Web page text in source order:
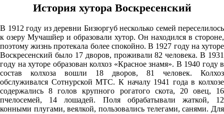
45%
3.4
233°
06.08
18:00
История хутора Воскресенский
В 1912 году из деревни Бизюргуб несколько семей переселилось
к озеру Мучашйер и образовали хутор. Он находился в стороне,
поэтому жизнь протекала более спокойно. В 1927 году на хуторе
Воскресенский было 17 дворов, проживали 82 человека. В 1931
году на хуторе образован колхоз «Красное знамя». В 1940 году в
состав колхоза вошли 18 дворов, 81 человек. Колхоз
обслуживался Сотнурской МТС. К началу 1941 года в колхозе
содержались 8 голов крупного рогатого скота, 20 овец, 16
пчелосемей, 14 лошадей. Поля обрабатывали жаткой, 12
конными плугами, веялкой, пользовались телегами, санями. Для